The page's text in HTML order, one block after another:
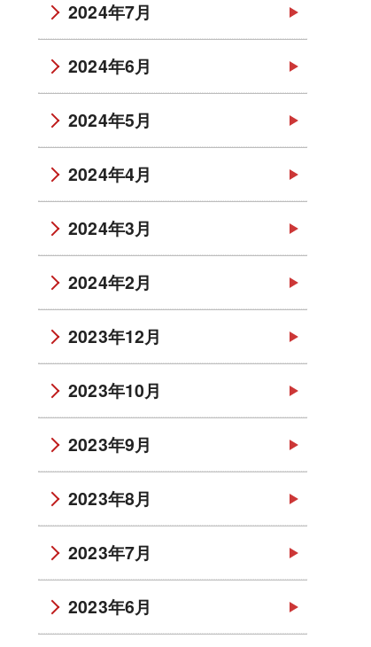
2024年7月
2024年6月
2024年5月
2024年4月
2024年3月
2024年2月
2023年12月
2023年10月
2023年9月
2023年8月
2023年7月
2023年6月